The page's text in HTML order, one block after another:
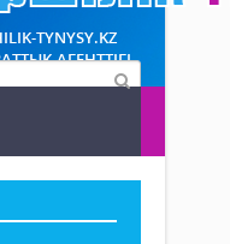
TYNYSY.KZ
АГЕНТТІГІ